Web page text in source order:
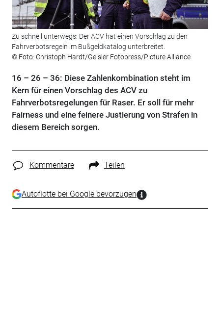
Zu schnell unterwegs: Der ACV hat einen Vorschlag zu den
Fahrverbotsregeln im Bußgeldkatalog unterbreitet.
© Foto: Christoph Hardt/Geisler Fotopress/Picture Alliance
16 – 26 – 36: Diese Zahlenkombination steht im
Kern für einen Vorschlag des ACV zu
Fahrverbotsregelungen für Raser. Er soll für mehr
Fairness und eine feinere Justierung von Strafen in
diesem Bereich sorgen.
Kommentare Teilen
Autoflotte bei Google bevorzugen